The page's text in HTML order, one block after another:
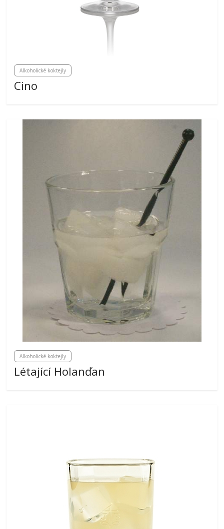
Alkoholické koktejly
Cino
Alkoholické koktejly
Létající Holanďan